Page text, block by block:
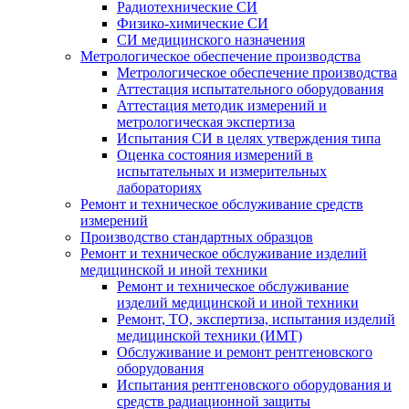
Радиотехнические СИ
Физико-химические СИ
СИ медицинского назначения
Метрологическое обеспечение производства
Метрологическое обеспечение производства
Аттестация испытательного оборудования
Аттестация методик измерений и
метрологическая экспертиза
Испытания СИ в целях утверждения типа
Оценка состояния измерений в
испытательных и измерительных
лабораториях
Ремонт и техническое обслуживание средств
измерений
Производство стандартных образцов
Ремонт и техническое обслуживание изделий
медицинской и иной техники
Ремонт и техническое обслуживание
изделий медицинской и иной техники
Ремонт, ТО, экспертиза, испытания изделий
медицинской техники (ИМТ)
Обслуживание и ремонт рентгеновского
оборудования
Испытания рентгеновского оборудования и
средств радиационной защиты